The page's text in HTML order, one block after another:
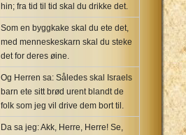
hin; fra tid til tid skal du drikke det.
Som en byggkake skal du ete det,
med menneskeskarn skal du steke
det for deres øine.
Og Herren sa: Således skal Israels
barn ete sitt brød urent blandt de
folk som jeg vil drive dem bort til.
Da sa jeg: Akk, Herre, Herre! Se,